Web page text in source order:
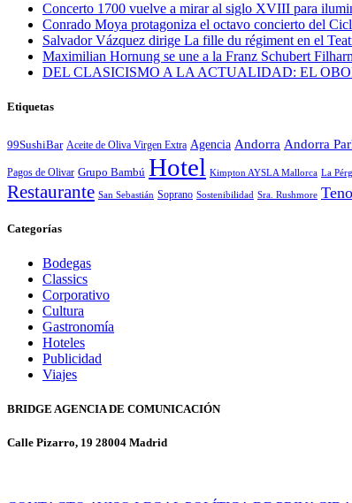
Concerto 1700 vuelve a mirar al siglo XVIII para
Conrado Moya protagoniza el octavo concierto del
Salvador Vázquez dirige La fille du régiment en el
Maximilian Hornung se une a la Franz Schubert
DEL CLASICISMO A LA ACTUALIDAD: EL
Etiquetas
99SushiBar Aceite de Oliva Virgen Extra Agencia Andorra Andorra
Pagos de Olivar Grupo Bambú Hotel Kimpton AYSLA Mallorca La
Restaurante San Sebastián Soprano Sostenibilidad Sra. Rushmore
Categorías
Bodegas
Classics
Corporativo
Cultura
Gastronomía
Hoteles
Publicidad
Viajes
BRIDGE AGENCIA DE COMUNICACIÓN
Calle Pizarro, 19 28004 Madrid